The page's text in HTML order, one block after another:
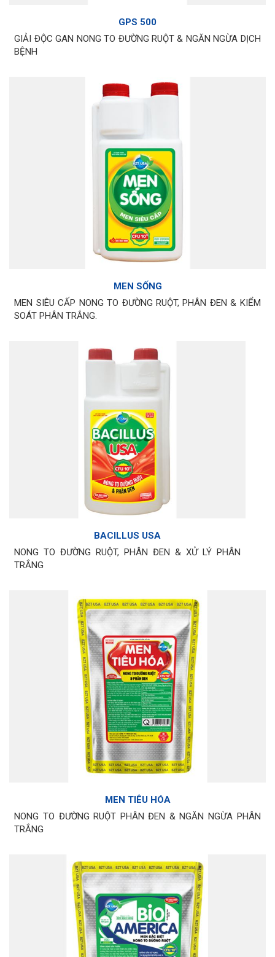
GPS 500
GIẢI ĐỘC GAN NONG TO ĐƯỜNG RUỘT & NGĂN NGỪA DỊCH
BỆNH
MEN SỐNG
MEN SIÊU CẤP NONG TO ĐƯỜNG RUỘT, PHÂN ĐEN & KIỂM
SOÁT PHÂN TRẮNG.
BACILLUS USA
NONG TO ĐƯỜNG RUỘT, PHÂN ĐEN & XỬ LÝ PHÂN
TRẮNG
MEN TIÊU HÓA
NONG TO ĐƯỜNG RUỘT PHÂN ĐEN & NGĂN NGỪA PHÂN
TRẮNG